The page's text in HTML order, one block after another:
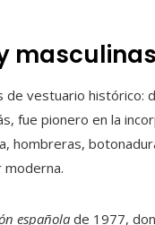
masculinas
de vestuario histórico:
fue pionero en la
hombreras,
moderna.
española de 1977,